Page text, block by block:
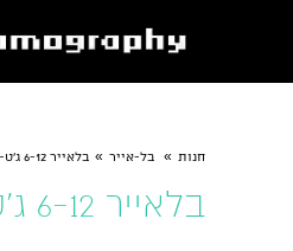
חנות » בל-אייר » בלאייר 6-12 ג'ט-סטר
בלאייר 6-12 ג'ט-סטר